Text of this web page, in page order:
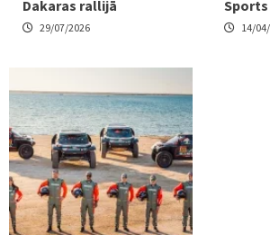
Dakaras rallijā
29/07/2026
Sports
14/